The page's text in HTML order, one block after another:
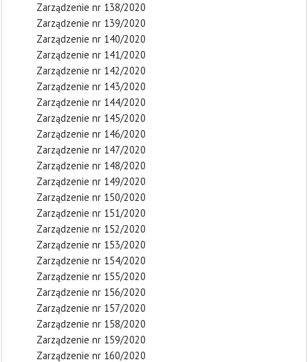
Zarządzenie nr 138/2020
Zarządzenie nr 139/2020
Zarządzenie nr 140/2020
Zarządzenie nr 141/2020
Zarządzenie nr 142/2020
Zarządzenie nr 143/2020
Zarządzenie nr 144/2020
Zarządzenie nr 145/2020
Zarządzenie nr 146/2020
Zarządzenie nr 147/2020
Zarządzenie nr 148/2020
Zarządzenie nr 149/2020
Zarządzenie nr 150/2020
Zarządzenie nr 151/2020
Zarządzenie nr 152/2020
Zarządzenie nr 153/2020
Zarządzenie nr 154/2020
Zarządzenie nr 155/2020
Zarządzenie nr 156/2020
Zarządzenie nr 157/2020
Zarządzenie nr 158/2020
Zarządzenie nr 159/2020
Zarządzenie nr 160/2020